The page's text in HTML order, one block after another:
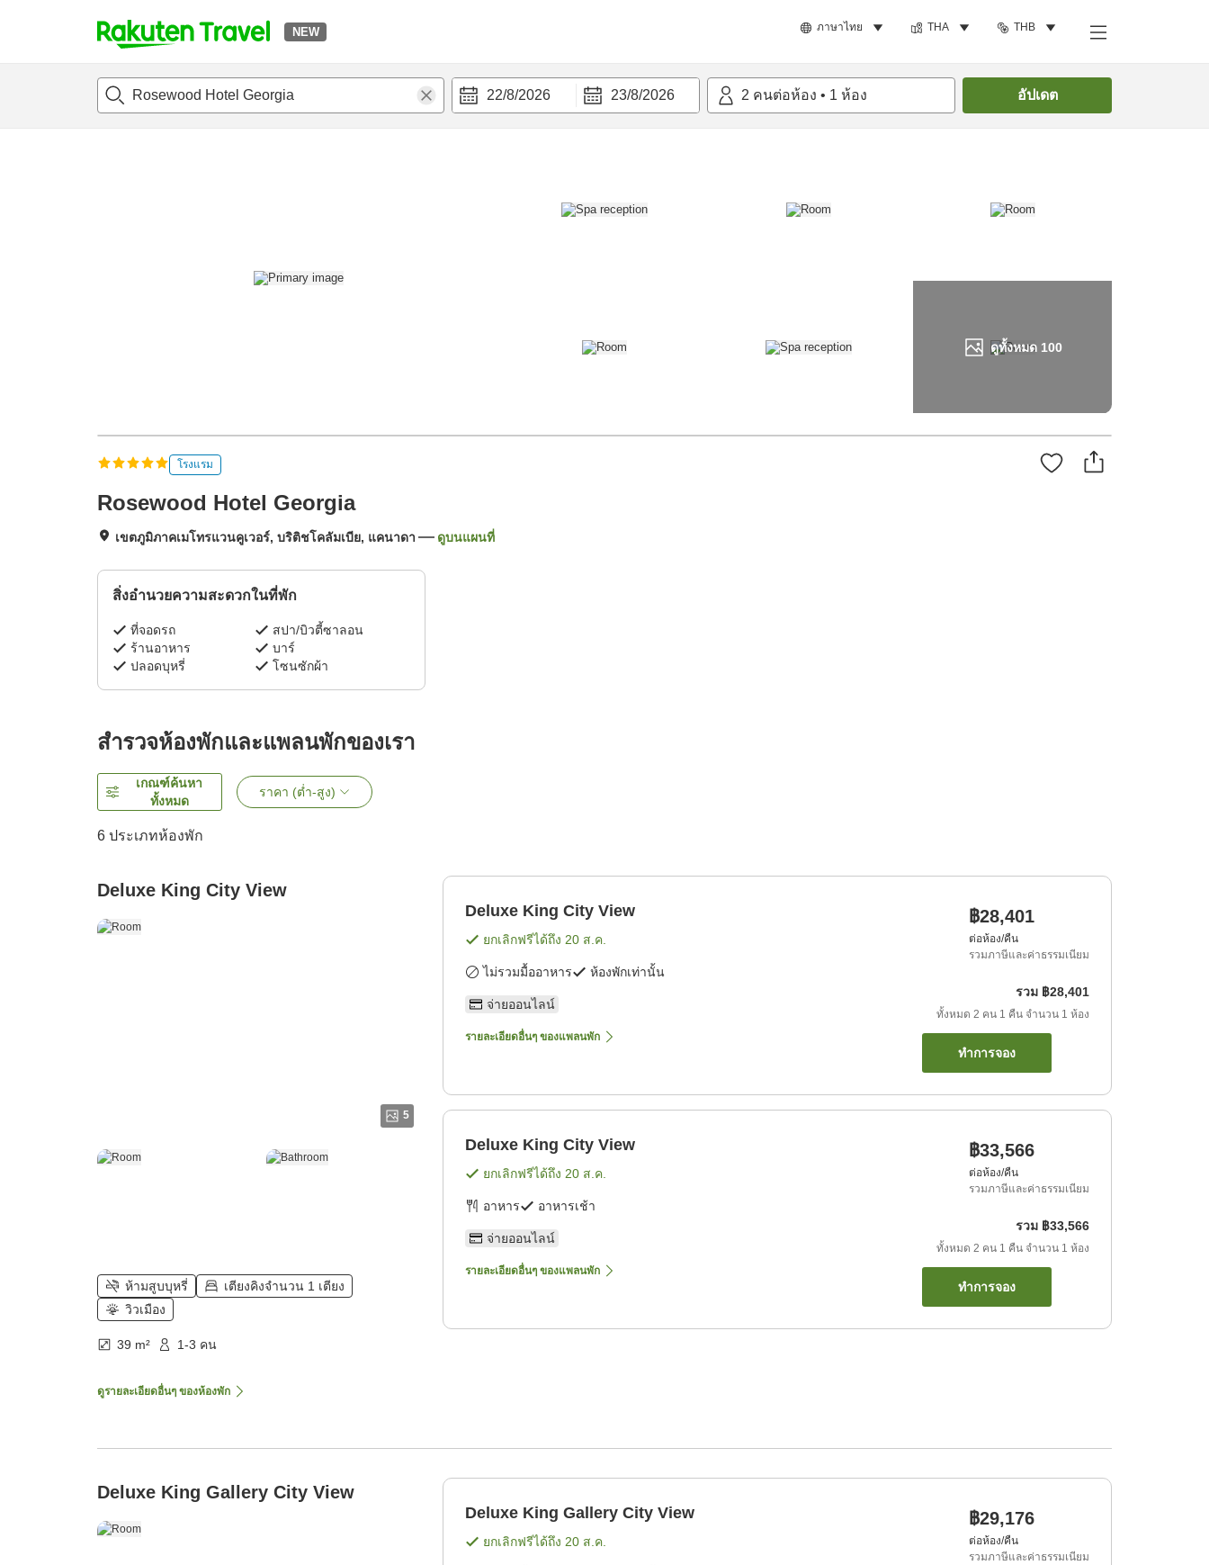
NEW ภาษาไทย THA THB
t
p
22/8/2026 23/8/2026 2 คนต่อห้อง • 1 ห้อง อัปเดต
ดูทั้งหมด 100
แนะนำที่พักห้องพักและแพลนพักรีวิวสิ่่งอำนวยความสะดวก ค้นหาห้องพัก
โรงแรม
Rosewood Hotel Georgia
เขตภูมิภาคเมโทรแวนคูเวอร์, บริติชโคลัมเบีย, แคนาดา ดูบนแผนที่
สิ่งอำนวยความสะดวกในที่พัก
ที่จอดรถ
สปา/บิวตี้ซาลอน
ร้านอาหาร
บาร์
ปลอดบุหรี่
โซนซักผ้า
สำรวจห้องพักและแพลนพักของเรา
เกณฑ์ค้นหา
ทั้งหมด
ราคา (ต่ำ-สูง)
6 ประเภทห้องพัก
Deluxe King City View
5
ห้ามสูบบุหรี่
เตียงคิงจำนวน 1 เตียง
วิวเมือง
39 m² 1-3 คน
ดูรายละเอียดอื่นๆ ของห้องพัก
Deluxe King City View
ยกเลิกฟรีได้ถึง 20 ส.ค.
ไม่รวมมื้ออาหาร ห้องพักเท่านั้น
จ่ายออนไลน์
รายละเอียดอื่นๆ ของแพลนพัก
฿28,401
ต่อห้อง/คืน
รวมภาษีและค่าธรรมเนียม
รวม ฿28,401
ทั้งหมด 2 คน 1 คืน จำนวน 1 ห้อง
ทำการจอง
Deluxe King City View
ยกเลิกฟรีได้ถึง 20 ส.ค.
อาหาร อาหารเช้า
จ่ายออนไลน์
รายละเอียดอื่นๆ ของแพลนพัก
฿33,566
ต่อห้อง/คืน
รวมภาษีและค่าธรรมเนียม
รวม ฿33,566
ทั้งหมด 2 คน 1 คืน จำนวน 1 ห้อง
ทำการจอง
Deluxe King Gallery City View
Deluxe King Gallery City View
ยกเลิกฟรีได้ถึง 20 ส.ค.
฿29,176
ต่อห้อง/คืน
รวมภาษีและค่าธรรมเนียม